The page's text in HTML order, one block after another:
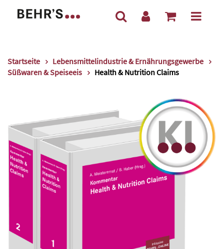
Startseite
Lebensmittelindustrie & Ernährungsgewerbe
Süßwaren & Speiseeis
Health & Nutrition Claims